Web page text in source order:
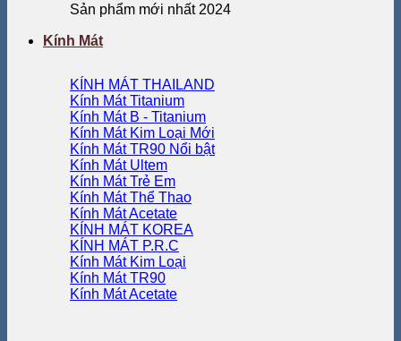
Sản phẩm mới nhất 2024
Kính Mát
KÍNH MÁT THAILAND
Kính Mát Titanium
Kính Mát B - Titanium
Kính Mát Kim Loại
Kính Mát TR90
Kính Mát Ultem
Kính Mát Trẻ Em
Kính Mát Thể Thao
Kính Mát Acetate
KÍNH MÁT KOREA
KÍNH MÁT P.R.C
Kính Mát Kim Loại
Kính Mát TR90
Kính Mát Acetate